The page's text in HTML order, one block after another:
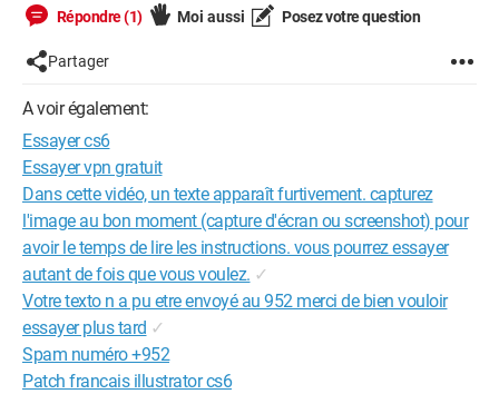
Répondre (1) Moi aussi Posez votre question
Partager
A voir également:
Essayer cs6
Essayer vpn gratuit
Dans cette vidéo, un texte apparaît furtivement. capturez
l'image au bon moment (capture d'écran ou screenshot) pour
avoir le temps de lire les instructions. vous pourrez essayer
autant de fois que vous voulez. ✓
Votre texto n a pu etre envoyé au 952 merci de bien vouloir
essayer plus tard ✓
Spam numéro +952
Patch francais illustrator cs6